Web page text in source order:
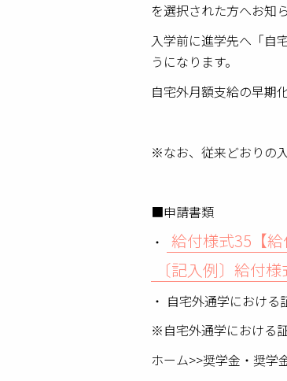
を選択された方へお知
入学前に進学先へ「自
うになります。
自宅外月額支給の早期
※なお、従来どおりの
■申請書類
給付様式35【給
〔記入例〕給付
自宅外通学における
※自宅外通学における
ホーム>>奨学金・奨学